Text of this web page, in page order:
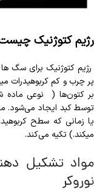
رژیم کتوژنیک
رژیم کتوژنیک برای سگ
پر چرب و کم کربوهیدرات
بر کتون‌ها ( نوعی ماده
توسط کبد ایجاد می‌شود.
یا زمانی که سطح
میکند.) تکیه می‌کند.
مواد تشکیل
نوروکر